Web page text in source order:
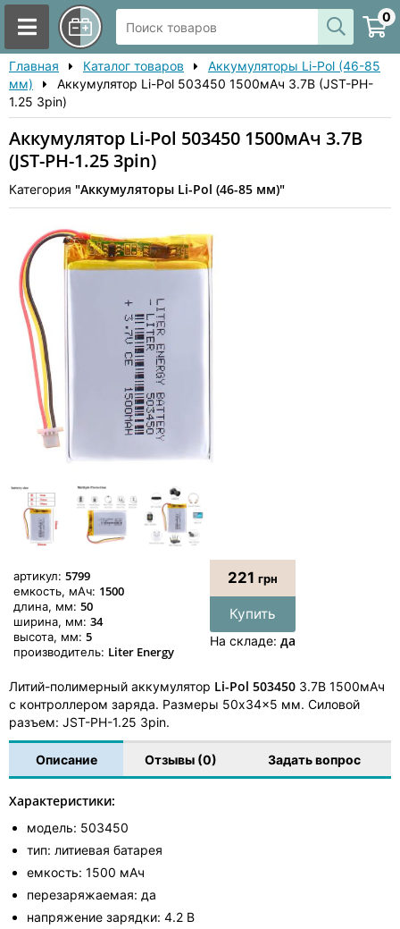
0
Главная Каталог товаров
Аккумуляторы Li-Pol (46-85
мм)
Аккумулятор Li-Pol 503450 1500мАч 3.7В (JST-PH-
1.25 3pin)
Аккумулятор Li-Pol 503450 1500мАч 3.7В
(JST-PH-1.25 3pin)
Категория "Аккумуляторы Li-Pol (46-85 мм)"
артикул: 5799
емкость, мАч: 1500
длина, мм: 50
ширина, мм: 34
высота, мм: 5
производитель: Liter Energy
221 грн
Купить
На складе: да
Литий-полимерный аккумулятор Li-Pol 503450 3.7В 1500мАч
с контроллером заряда. Размеры 50x34x5 мм. Силовой
разъем: JST-PH-1.25 3pin.
Описание Отзывы (0) Задать вопрос
Характеристики:
модель: 503450
тип: литиевая батарея
емкость: 1500 мАч
перезаряжаемая: да
напряжение зарядки: 4.2 В